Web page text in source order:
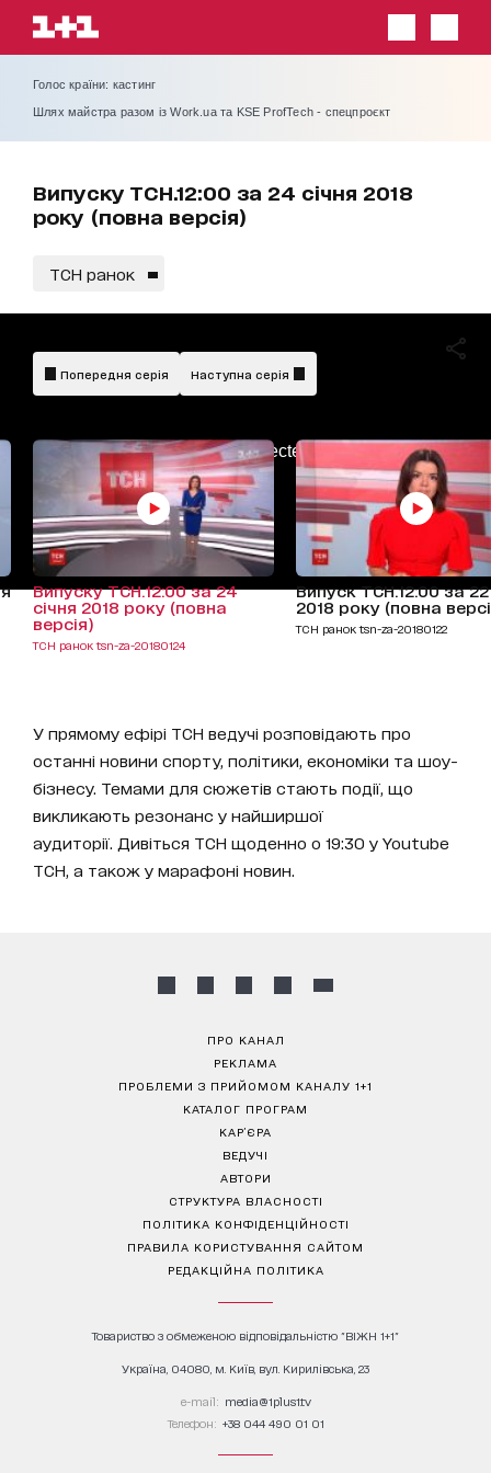
Голос країни: кастинг
Шлях майстра разом із Work.ua та KSE ProfTech - спецпроєкт
Випуску ТСН.12:00 за 24 січня 2018
року (повна версія)
ТСН ранок
AdBlockDetected!
Попередня серія Наступна серія
Випуску ТСН.12:00 за 24
січня 2018 року (повна
версія)
ТСН ранок tsn-za-20180124
Випуск ТСН.12:00 за 22
2018 року (повна
ТСН ранок tsn-za-20180122
У прямому ефірі ТСН ведучі розповідають про
останні новини спорту, політики, економіки та шоу-
бізнесу. Темами для сюжетів стають події, що
викликають резонанс у найширшої
аудиторії. Дивіться ТСН щоденно о 19:30 у Youtube
ТСН, а також у марафоні новин.
ПРО КАНАЛ
РЕКЛАМА
ПРОБЛЕМИ З ПРИЙОМОМ КАНАЛУ 1+1
КАТАЛОГ ПРОГРАМ
КАР’ЄРА
ВЕДУЧІ
АВТОРИ
СТРУКТУРА ВЛАСНОСТІ
ПОЛІТИКА КОНФІДЕНЦІЙНОСТІ
ПРАВИЛА КОРИСТУВАННЯ САЙТОМ
РЕДАКЦІЙНА ПОЛІТИКА
Товариство з обмеженою відповідальністю "ВІЖН 1+1"
Україна, 04080, м. Київ, вул. Кирилівська, 23
е-mail: media@1plus1.tv
Телефон: +38 044 490 01 01